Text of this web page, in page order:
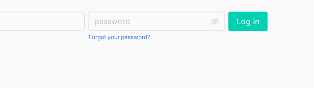
Password:
Forgot your password?
Log in